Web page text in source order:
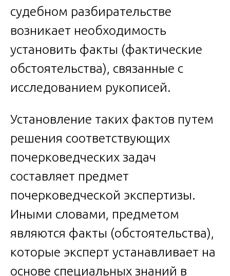
судебном разбирательстве
возникает необходимость
установить факты (фактические
обстоятельства), связанные с
исследованием рукописей.
Установление таких фактов путем
решения соответствующих
почерковедческих задач
составляет предмет
почерковедческой экспертизы.
Иными словами, предметом
являются факты (обстоятельства),
которые эксперт устанавливает на
основе специальных знаний в